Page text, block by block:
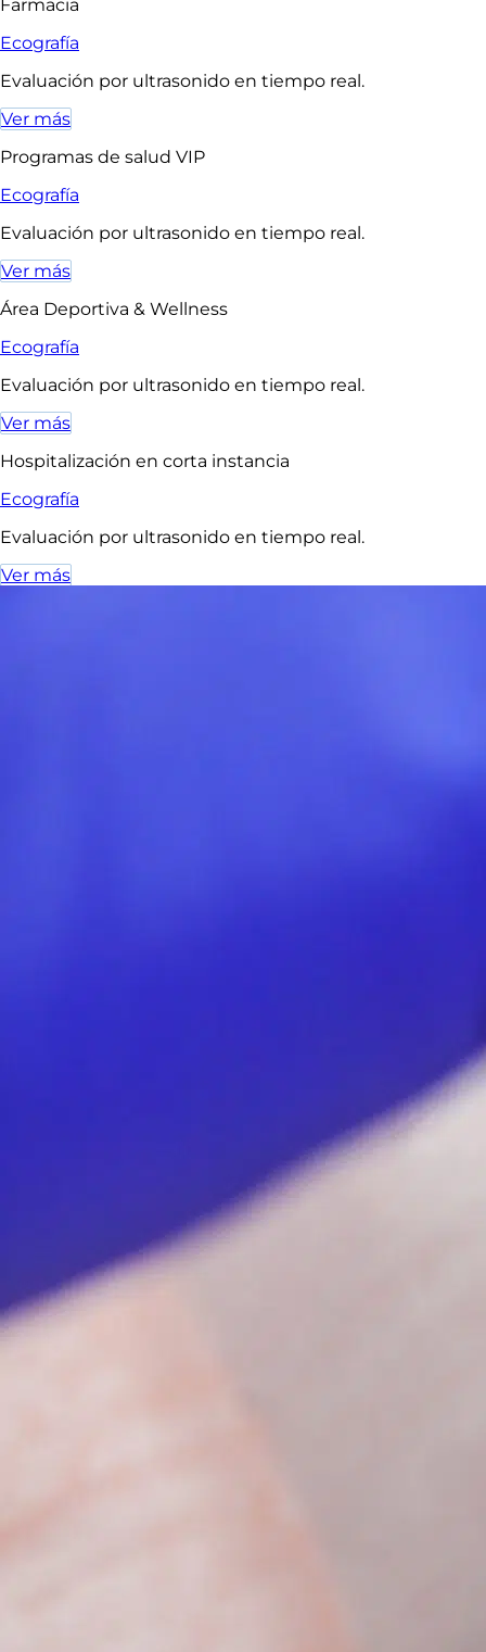
Farmacia
Ecografía
Evaluación por ultrasonido en tiempo real.
Ver más
Programas de salud VIP
Ecografía
Evaluación por ultrasonido en tiempo real.
Ver más
Área Deportiva & Wellness
Ecografía
Evaluación por ultrasonido en tiempo real.
Ver más
Hospitalización en corta instancia
Ecografía
Evaluación por ultrasonido en tiempo real.
Ver más